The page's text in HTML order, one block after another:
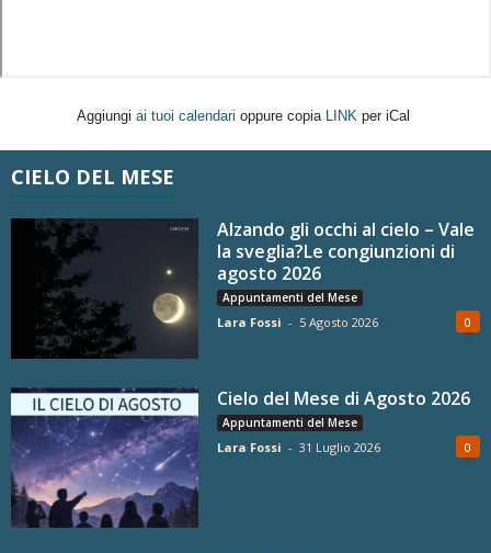
Aggiungi ai tuoi calendari oppure copia LINK per iCal
CIELO DEL MESE
Alzando gli occhi al cielo – Vale
la sveglia?Le congiunzioni di
agosto 2026
Appuntamenti del Mese
Lara Fossi - 5 Agosto 2026 0
Cielo del Mese di Agosto 2026
Appuntamenti del Mese
Lara Fossi - 31 Luglio 2026 0